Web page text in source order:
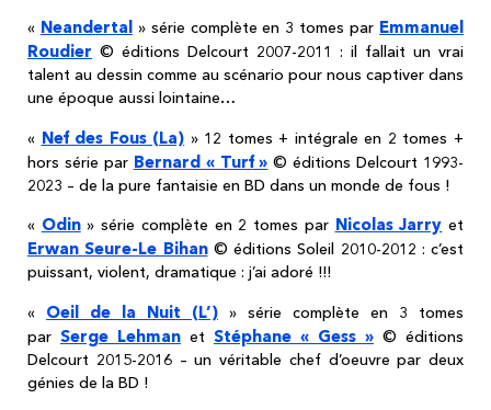
« Neandertal » série complète en 3 tomes par Emmanuel
Roudier © éditions Delcourt 2007-2011 : il fallait un vrai
talent au dessin comme au scénario pour nous captiver dans
une époque aussi lointaine…
« Nef des Fous (La) » 12 tomes + intégrale en 2 tomes +
hors série par Bernard « Turf » © éditions Delcourt 1993-
2023 – de la pure fantaisie en BD dans un monde de fous !
« Odin» série complète en 2 tomes par Nicolas Jarry et
Erwan Seure-Le Bihan© éditions Soleil 2010-2012 : c’est
puissant, violent, dramatique : j’ai adoré !!!
« Oeil de la Nuit (L’) » série complète en 3 tomes
par Serge Lehman et Stéphane « Gess » © éditions
Delcourt 2015-2016 – un véritable chef d’oeuvre par deux
génies de la BD !